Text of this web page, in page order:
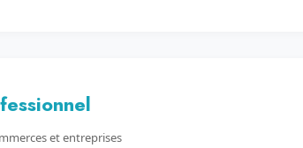
et entreprises